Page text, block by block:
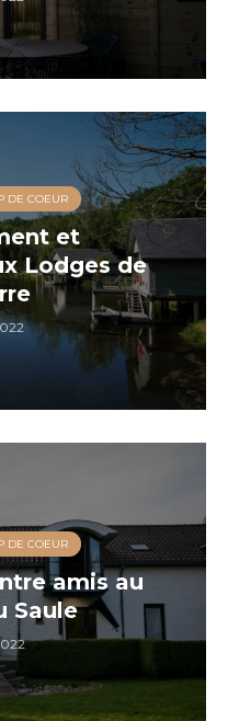
DE COEUR
et
Lodges de
DE COEUR
amis au
Saule